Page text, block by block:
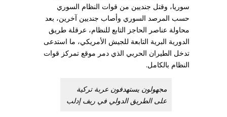
سوريا، وقتل جنديين من قوات النظام السوري
حسب المرصد السوري وأصاب جنديين آخرين، بعد
محاولة عناصر الحاجز التابع للنظام، عرقلة طريق
الدورية البرية التابعة للجيش الأمريكي، ما استدعى
تدخل الطيران الحربي الذي دمر موقع تمركز قوات
النظام بالكامل.
مجهولون يستهدفون عربة تركية
على الطريق الدولي في ريف إدلب